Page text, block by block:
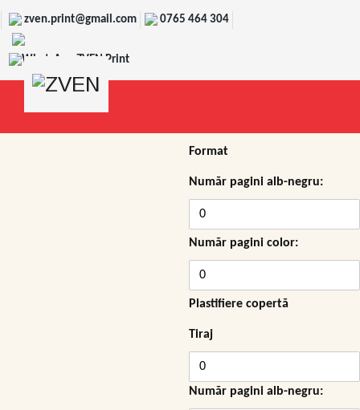
zven.print@gmail.com 0765 464 304
WhatsApp ZVEN Print
Format
Număr pagini alb-negru:
Număr pagini color:
Plastifiere copertă
Tiraj
Număr pagini alb-negru: